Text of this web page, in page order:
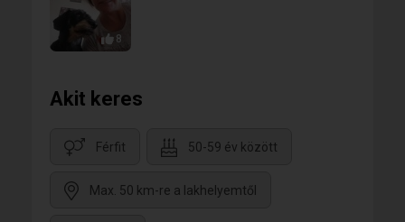
8
Akit keres
Férfit 50-59 év között
Max. 50 km-re a lakhelyemtől